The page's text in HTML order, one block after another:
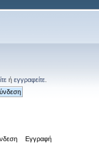
ή εγγραφείτε
Εγγραφή